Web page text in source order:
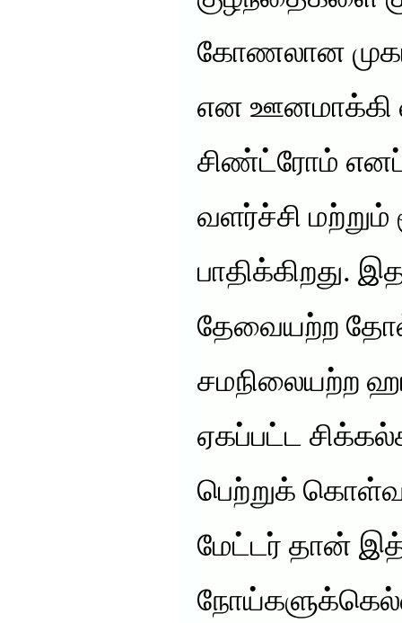
கோணலான
என ஊனமாக்கி
சிண்ட்ரோம்
வளர்ச்சி
பாதிக்கிறது.
தேவையற்ற
சமநிலையற்ற
ஏகப்பட்ட
பெற்றுக்
மேட்டர் தான்